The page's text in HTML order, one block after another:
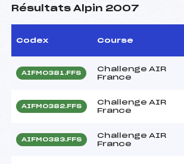
Résultats Alpin 2007
Codex Course
AIFM0381.FFS
Challenge AIR
France
AIFM0382.FFS
Challenge AIR
France
AIFM0383.FFS
Challenge AIR
France